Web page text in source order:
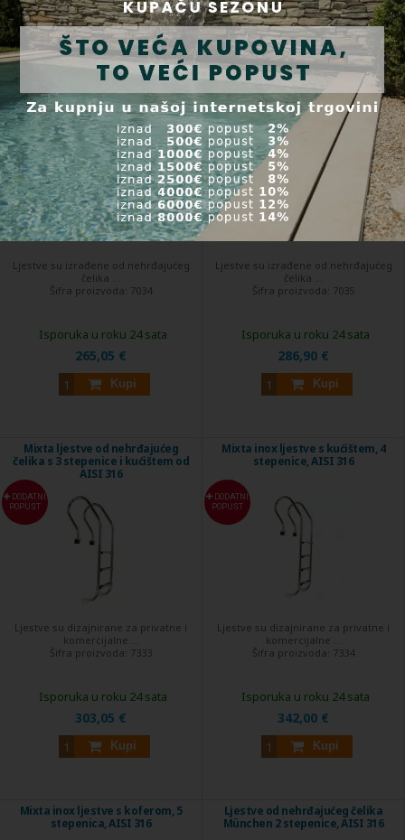
Kupi Kupi
AISI 304
Ljestve su izrađene od nehrđajućeg
čelika ...
Šifra proizvoda: 7034
265,05 €
Kupi
Isporuka u roku 24 sata
Inox ljestve Mixta 5 stepenica,
AISI 304
Ljestve su izrađene od nehrđajućeg
čelika ...
Šifra proizvoda: 7035
286,90 €
Kupi
Isporuka u roku 24 sata
Mixta ljestve od nehrđajućeg
čelika s 3 stepenice i kućištem od
AISI 316
DODATNI
POPUST
Ljestve su dizajnirane za privatne i
komercijalne ...
Šifra proizvoda: 7333
303,05 €
Kupi
Isporuka u roku 24 sata
Mixta inox ljestve s kućištem, 4
stepenice, AISI 316
DODATNI
POPUST
Ljestve su dizajnirane za privatne i
komercijalne ...
Šifra proizvoda: 7334
342,00 €
Kupi
Isporuka u roku 24 sata
Mixta inox ljestve s koferom, 5
stepenica, AISI 316
Ljestve od nehrđajućeg čelika
München 2 stepenice, AISI 316